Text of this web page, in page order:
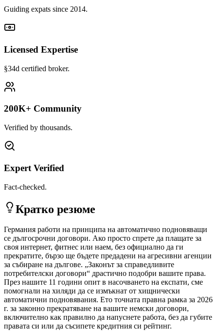
Guiding expats since 2014.
Licensed Expertise
§34d certified broker.
200K+ Community
Verified by thousands.
Expert Verified
Fact-checked.
Кратко резюме
Германия работи на принципа на автоматично подновяващи
се дългосрочни договори. Ако просто спрете да плащате за
своя интернет, фитнес или наем, без официално да ги
прекратите, бързо ще бъдете предадени на агресивни агенции
за събиране на дългове. „Законът за справедливите
потребителски договори“ драстично подобри вашите права.
През нашите 11 години опит в насочването на експати, сме
помогнали на хиляди да се измъкнат от хищнически
автоматични подновявания. Ето точната правна рамка за 2026
г. за законно прекратяване на вашите немски договори,
включително как правилно да напуснете работа, без да губите
правата си или да съсипете кредитния си рейтинг.